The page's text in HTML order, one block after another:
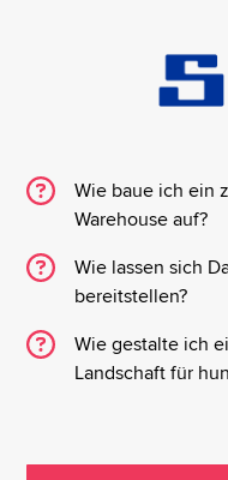
Wie baue ich ein
Warehouse auf?
Wie lassen sich
bereitstellen?
Wie gestalte ich
Landschaft für